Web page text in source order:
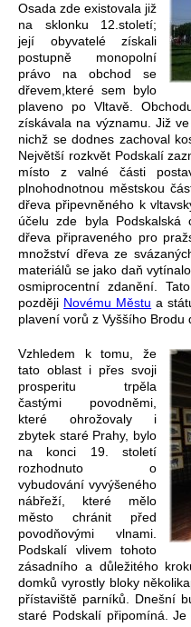
Osada zde existovala již
na sklonku 12.století;
její obyvatelé získali
postupně monopolní
právo na obchod se
dřevem,které sem bylo
plaveno po Vltavě.
získávala na významu. Již
nichž se dodnes zachoval
Největší rozkvět Podskalí
místo z valné části
plnohodnotnou městskou
dřeva připevněného k
účelu zde byla Podskalská
dřeva připraveného pro
množství dřeva ze
materiálů se jako daň
osmiprocentní zdanění.
později Novému Městu a
plavení vorů z Vyššího Brodu
Vzhledem k tomu, že
tato oblast i přes svoji
prosperitu trpěla
častými povodněmi,
které ohrožovaly i
zbytek staré Prahy, bylo
na konci 19. století
rozhodnuto o
vybudování vyvýšeného
nábřeží, které mělo
město chránit před
povodňovými vlnami.
Podskalí vlivem tohoto
zásadního a důležitého
domků vyrostly bloky
přístaviště parníků. Dnešní
staré Podskalí připomíná.